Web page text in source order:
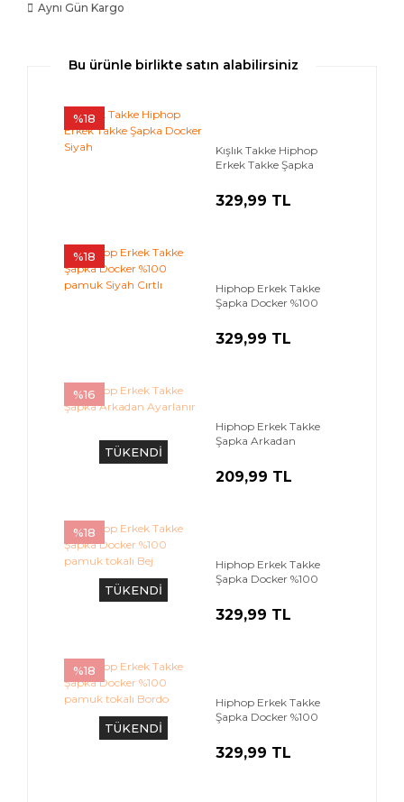
Aynı Gün Kargo
Bu ürünle birlikte satın alabilirsiniz
%18
Kışlık Takke Hiphop
Erkek Takke Şapka
329,99 TL
%18
Hiphop Erkek Takke
Şapka Docker %100
329,99 TL
TÜKENDİ
%16
Hiphop Erkek Takke
Şapka Arkadan
209,99 TL
TÜKENDİ
%18
Hiphop Erkek Takke
Şapka Docker %100
329,99 TL
TÜKENDİ
%18
Hiphop Erkek Takke
Şapka Docker %100
329,99 TL